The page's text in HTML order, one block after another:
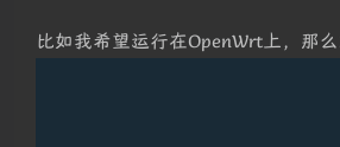
比如我希望运行在OpenWrt上，那